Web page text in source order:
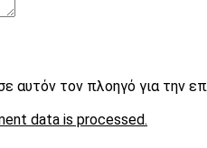
αυτόν τον πλοηγό για την
data is processed.